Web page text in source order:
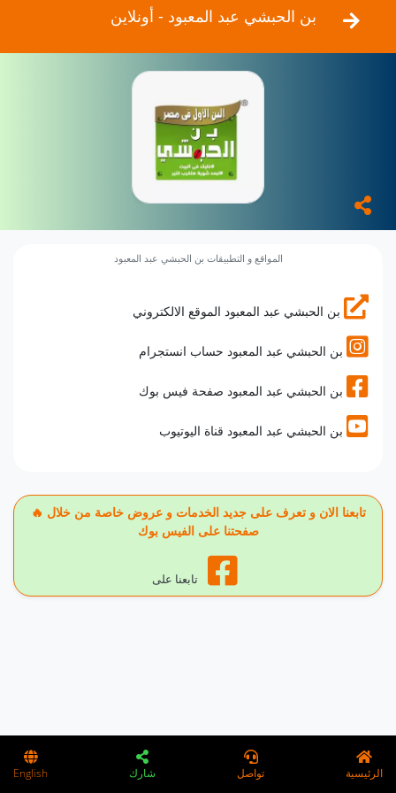
بن الحبشي عبد المعبود - أونلاين
المواقع و التطبيقات بن الحبشي عبد المعبود
بن الحبشي عبد المعبود الموقع الالكتروني
بن الحبشي عبد المعبود حساب انستجرام
بن الحبشي عبد المعبود صفحة فيس بوك
بن الحبشي عبد المعبود قناة اليوتيوب
🔥 تابعنا الان و تعرف على جديد الخدمات و عروض خاصة من خلال
صفحتنا على الفيس بوك
تابعنا على
الرئيسية تواصل شارك English